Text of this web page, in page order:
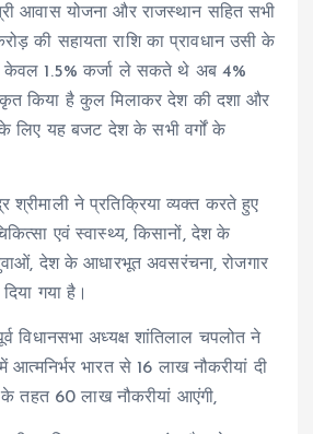
आवास योजना और राजस्थान सहित सभी
की सहायता राशि का प्रावधान उसी के
केवल 1.5% कर्जा ले सकते थे अब 4%
किया है कुल मिलाकर देश की दशा और
के लिए यह बजट देश के सभी वर्गों के
श्रीमाली ने प्रतिक्रिया व्यक्त करते हुए
एवं स्वास्थ्य, किसानों, देश के
देश के आधारभूत अवसरंचना, रोजगार
गया है।
विधानसभा अध्यक्ष शांतिलाल चपलोत ने
भारत से 16 लाख नौकरीयां दी
के तहत 60 लाख नौकरीयां आएंगी,